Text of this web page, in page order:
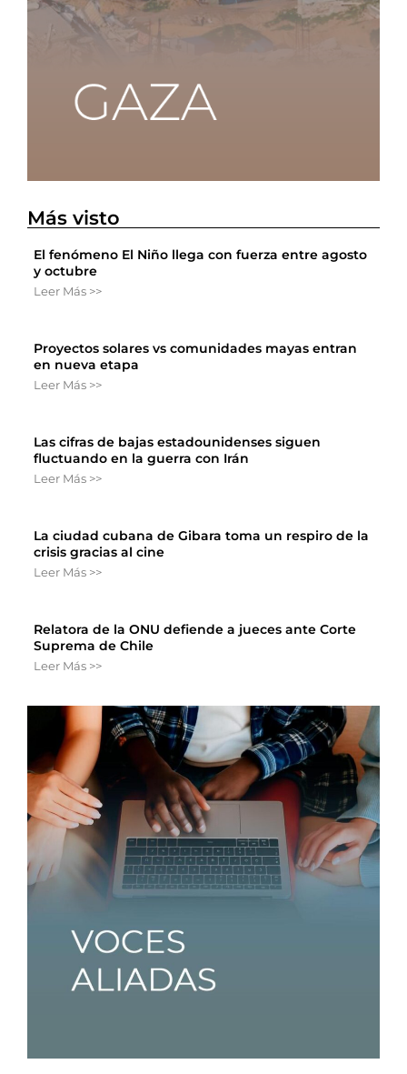
Más visto
El fenómeno El Niño llega con fuerza entre agosto
y octubre
Leer Más >>
Proyectos solares vs comunidades mayas entran
en nueva etapa
Leer Más >>
Las cifras de bajas estadounidenses siguen
fluctuando en la guerra con Irán
Leer Más >>
La ciudad cubana de Gibara toma un respiro de la
crisis gracias al cine
Leer Más >>
Relatora de la ONU defiende a jueces ante Corte
Suprema de Chile
Leer Más >>